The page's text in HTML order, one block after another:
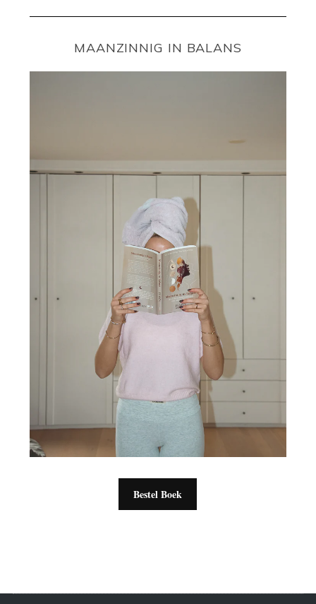
MAANZINNIG IN BALANS
Bestel Boek